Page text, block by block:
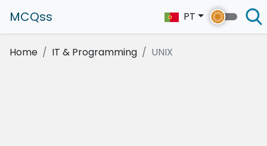
MCQss PT
Home IT & Programming UNIX